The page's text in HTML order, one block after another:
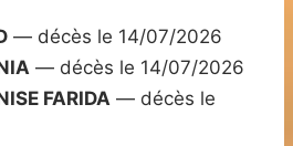
— décès le 14/07/2026
— décès le 14/07/2026
FARIDA — décès le